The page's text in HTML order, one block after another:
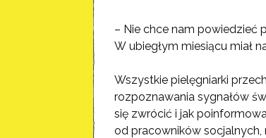
– Nie chce nam powiedzieć
W ubiegłym miesiącu miał
Wszystkie pielęgniarki
rozpoznawania sygnałów
się zwrócić i jak
od pracowników socjalnych,